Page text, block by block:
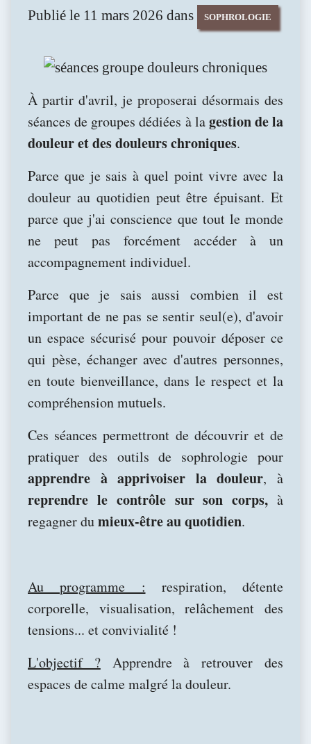
Publié le 11 mars 2026 dans SOPHROLOGIE
À partir d'avril, je proposerai désormais des
séances de groupes dédiées à lagestion de la
douleur et des douleurs chroniques.
Parce que je sais à quel point vivre avec la
douleur au quotidien peut être épuisant. Et
parce que j'ai conscience que tout le monde
ne peut pas forcément accéder à un
accompagnement individuel.
Parce que je sais aussi combien il est
important de ne pas se sentir seul(e), d'avoir
un espace sécurisé pour pouvoir déposer ce
qui pèse, échanger avec d'autres personnes,
en toute bienveillance, dans le respect et la
compréhension mutuels.
Ces séances permettront de découvrir et de
pratiquer des outils de sophrologie pour
apprendre à apprivoiser la douleur, à
reprendre le contrôle sur son corps, à
regagner dumieux-être au quotidien.
Au programme : respiration, détente
corporelle, visualisation, relâchement des
tensions... et convivialité !
L'objectif ?Apprendre à retrouver des
espaces de calme malgré la douleur.